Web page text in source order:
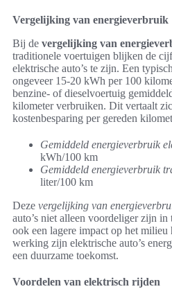
Vergelijking van energieverbruik
Bij de vergelijking van
traditionele voertuigen blijken de
elektrische auto’s te zijn. Een
ongeveer 15-20 kWh per 100
benzine- of dieselvoertuig
kilometer verbruiken. Dit vertaalt
kostenbesparing per gereden
Gemiddeld energieverbruik
kWh/100 km
Gemiddeld energieverbruik
liter/100 km
Deze vergelijking van
auto’s niet alleen voordeliger zijn in
ook een lagere impact op het
werking zijn elektrische auto’s
een duurzame toekomst.
Voordelen van elektrisch rijden